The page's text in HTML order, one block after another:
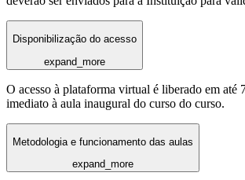
Disponibilização do acesso
expand_more
O acesso à plataforma virtual é liberado em até
imediato à aula inaugural do curso do curso.
Metodologia e funcionamento das aulas
expand_more